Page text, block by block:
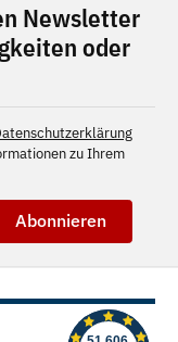
Newsletter
oder
zu Ihrem
Abonnieren